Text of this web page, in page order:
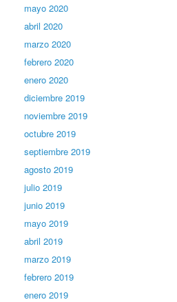
mayo 2020
abril 2020
marzo 2020
febrero 2020
enero 2020
diciembre 2019
noviembre 2019
octubre 2019
septiembre 2019
agosto 2019
julio 2019
junio 2019
mayo 2019
abril 2019
marzo 2019
febrero 2019
enero 2019